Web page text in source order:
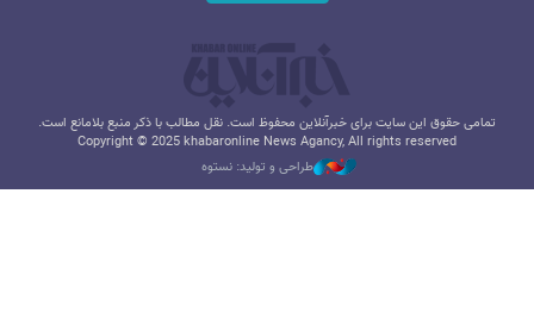
تمامی حقوق این سایت برای خبرآنلاین محفوظ است. نقل مطالب با ذکر منبع بلامانع است.
Copyright © 2025 khabaronline News Agancy, All rights reserved
طراحی و تولید: نستوه